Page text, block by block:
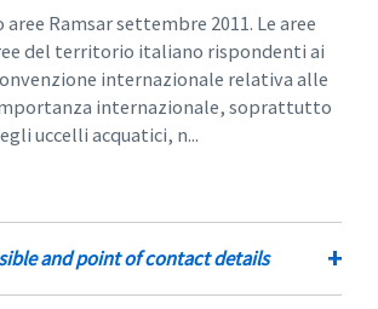
Ramsar settembre 2011. Le aree
del territorio italiano rispondenti ai
internazionale relativa alle
internazionale, soprattutto
uccelli acquatici, n...
and point of contact details +